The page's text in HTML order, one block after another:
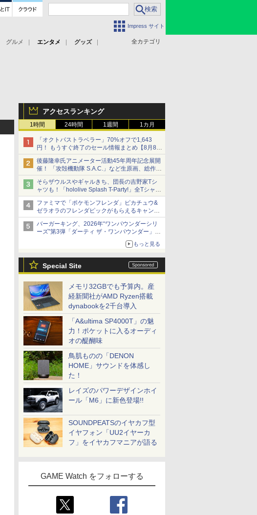
Impress サイト
全カテゴリ
グルメ エンタメ
グッズ
アクセスランキング
1時間 24時間 1週間 1カ月
「オクトパストラベラー」70%オフで1,643
円！ もうすぐ終了のセール情報まとめ【8月8日
更新】
ニンテンドーeショップでは「大神 絶景版」が
67%オフで990円
後藤隆幸氏アニメーター活動45年周年記念展開
催！ 「攻殻機動隊 S.A.C.」など生原画、総作画
監督修正が展示
そらザウルスやギャルきち、団長の吉野家Tシ
ャツも！「hololive Splash T-Party!」全Tシャツ
ラインナップ公開＆オンライン販売開始
ファミマで「ポケモンフレンダ」ピカチュウ&
ゼラオラのフレンダピックがもらえるキャンペ
ーン開催！
バーガーキング、2026年“ワンパウンダーシリ
ーズ”第3弾「ダーティ ザ・ワンパウンダー」を
「特製ガーリックマヨソース」を使用した超大
もっと見る
Special Site
メモリ32GBでも予算内。産
経新聞社がAMD Ryzen搭載
dynabookを2千台導入
「A&ultima SP4000T」の魅
力！ポケットに入るオーディ
オの醍醐味
鳥肌ものの「DENON
HOME」サウンドを体感し
た！
レイズのパワーデザインホイ
ール「M6」に新色登場!!
SOUNDPEATSのイヤカフ型
イヤフォン「UU2イヤーカ
フ」をイヤカフマニアが語る
GAME Watch をフォローする